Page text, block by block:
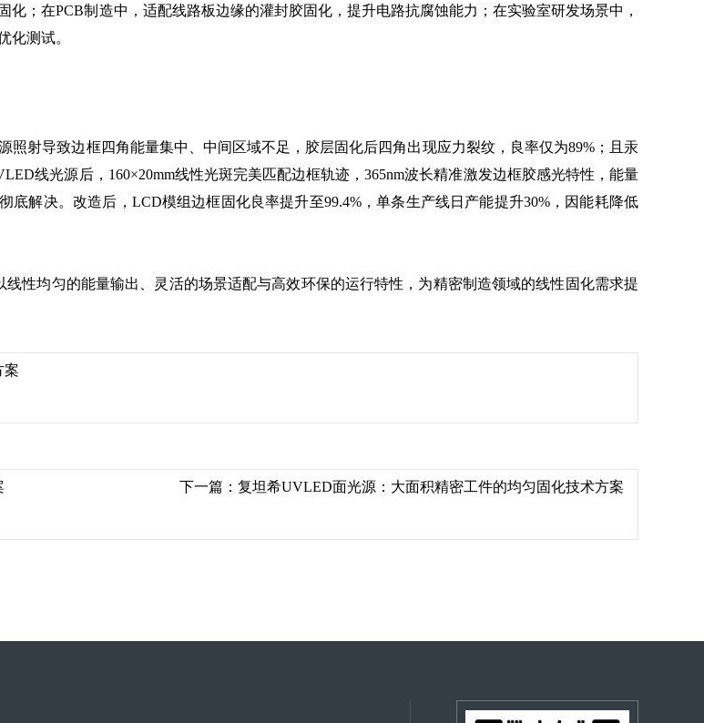
；在PCB制造中，适配线路板边缘的灌封胶固化，提升电路抗腐蚀能力；在实验室研发场景中，
化测试。
射导致边框四角能量集中、中间区域不足，胶层固化后四角出现应力裂纹，良率仅为89%；且汞
线光源后，160×20mm线性光斑完美匹配边框轨迹，365nm波长精准激发边框胶感光特性，能量
解决。改造后，LCD模组边框固化良率提升至99.4%，单条生产线日产能提升30%，因能耗降低
性均匀的能量输出、灵活的场景适配与高效环保的运行特性，为精密制造领域的线性固化需求提
案
下一篇： 复坦希UVLED面光源：大面积精密工件的均匀固化技术方案